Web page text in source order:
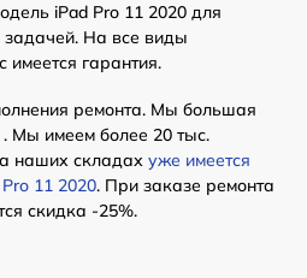
iPad Pro 11 2020 для
задачей. На все виды
имеется гарантия.
ремонта. Мы большая
. Мы имеем более 20 тыс.
наших складах уже имеется
11 2020. При заказе ремонта
скидка -25%.